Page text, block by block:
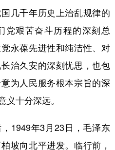
几千年历史上治乱规律的
党艰苦奋斗历程的深刻总
永葆先进性和纯洁性、对
治久安的深刻忧思，也包
为人民服务根本宗旨的深
义十分深远。
年3月23日，毛泽东
坡向北平进发。临行前，